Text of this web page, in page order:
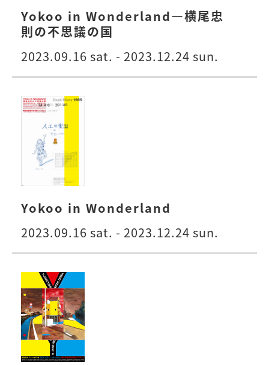
Yokoo in Wonderland―横尾忠
則の不思議の国
2023.09.16 sat. - 2023.12.24 sun.
Yokoo in Wonderland
2023.09.16 sat. - 2023.12.24 sun.